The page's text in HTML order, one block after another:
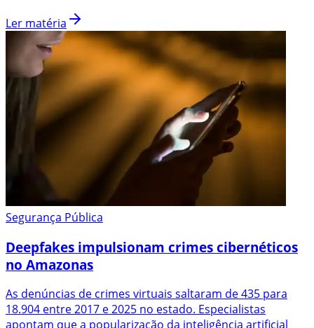
Ler matéria
Segurança Pública
Deepfakes impulsionam crimes cibernéticos
no Amazonas
As denúncias de crimes virtuais saltaram de 435 para
18.904 entre 2017 e 2025 no estado. Especialistas
apontam que a popularização da inteligência artificial